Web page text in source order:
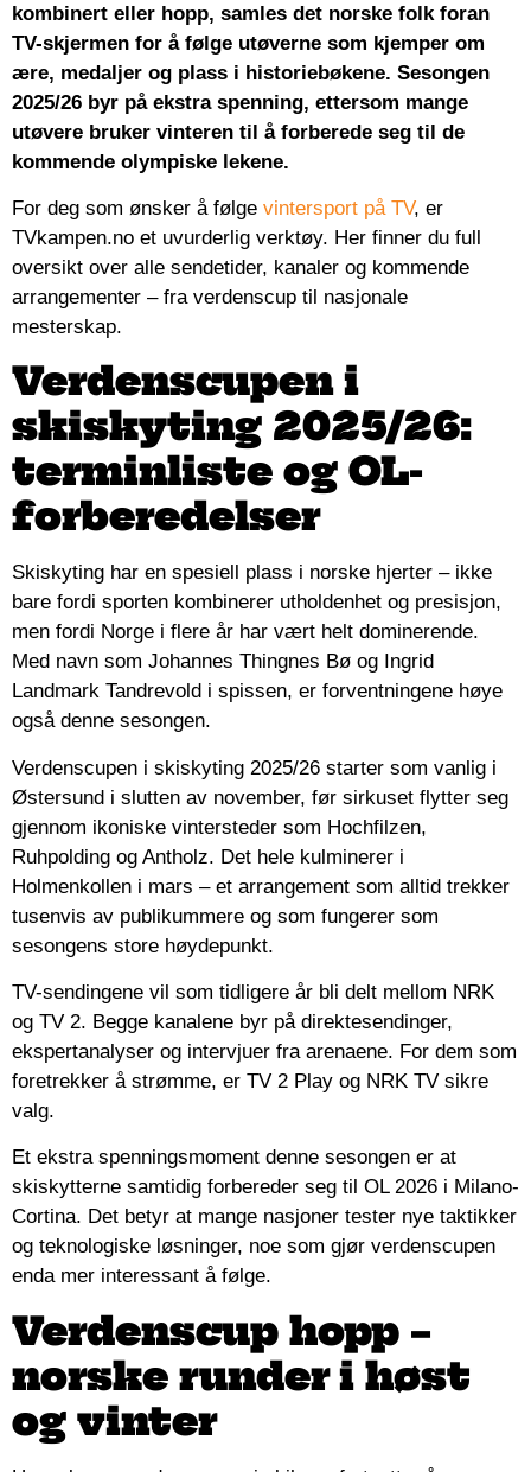
kombinert eller hopp, samles det norske folk foran
TV-skjermen for å følge utøverne som kjemper om
ære, medaljer og plass i historiebøkene. Sesongen
2025/26 byr på ekstra spenning, ettersom mange
utøvere bruker vinteren til å forberede seg til de
kommende olympiske lekene.
For deg som ønsker å følge vintersport på TV, er
TVkampen.no et uvurderlig verktøy. Her finner du full
oversikt over alle sendetider, kanaler og kommende
arrangementer – fra verdenscup til nasjonale
mesterskap.
Verdenscupen i
skiskyting 2025/26:
terminliste og OL-
forberedelser
Skiskyting har en spesiell plass i norske hjerter – ikke
bare fordi sporten kombinerer utholdenhet og presisjon,
men fordi Norge i flere år har vært helt dominerende.
Med navn som Johannes Thingnes Bø og Ingrid
Landmark Tandrevold i spissen, er forventningene høye
også denne sesongen.
Verdenscupen i skiskyting 2025/26 starter som vanlig i
Østersund i slutten av november, før sirkuset flytter seg
gjennom ikoniske vintersteder som Hochfilzen,
Ruhpolding og Antholz. Det hele kulminerer i
Holmenkollen i mars – et arrangement som alltid trekker
tusenvis av publikummere og som fungerer som
sesongens store høydepunkt.
TV-sendingene vil som tidligere år bli delt mellom NRK
og TV 2. Begge kanalene byr på direktesendinger,
ekspertanalyser og intervjuer fra arenaene. For dem som
foretrekker å strømme, er TV 2 Play og NRK TV sikre
valg.
Et ekstra spenningsmoment denne sesongen er at
skiskytterne samtidig forbereder seg til OL 2026 i Milano-
Cortina. Det betyr at mange nasjoner tester nye taktikker
og teknologiske løsninger, noe som gjør verdenscupen
enda mer interessant å følge.
Verdenscup hopp –
norske runder i høst
og vinter